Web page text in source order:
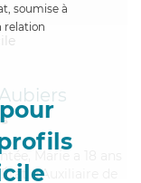
soumise à
relation
Marie a 18 ans
d'Auxiliaire de